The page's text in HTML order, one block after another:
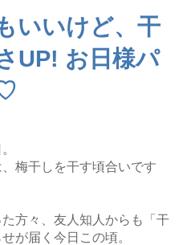
いいけど、干
UP! お日様パ
梅干しを干す頃合いです
方々、友人知人からも「干
が届く今日この頃。